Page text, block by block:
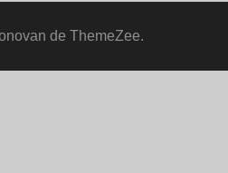
de ThemeZee.